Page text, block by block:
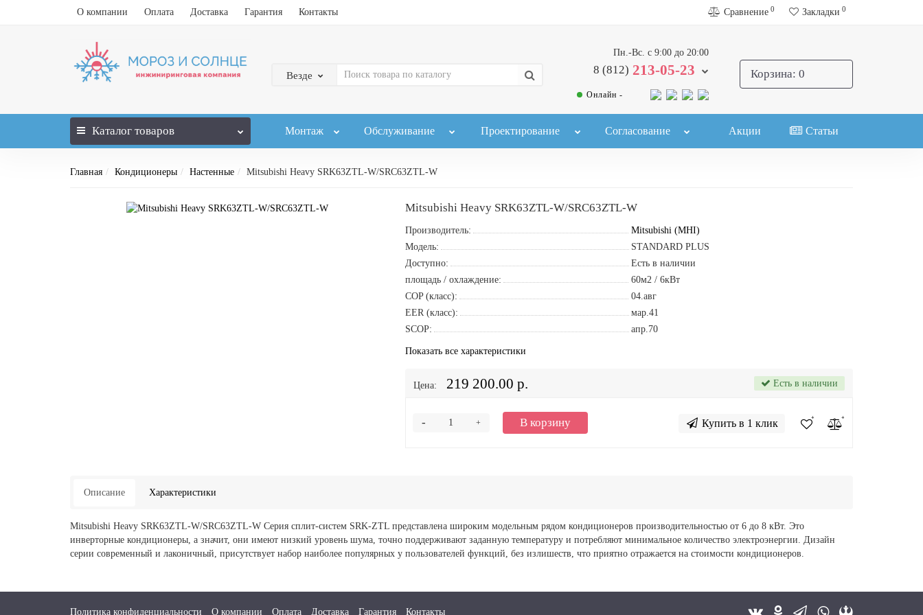
О компании Оплата Доставка Гарантия Контакты Сравнение 0 Закладки 0
Везде
Пн.-Вс. с 9:00 до 20:00
8 (812) 213-05-23
Онлайн -
Корзина: 0
Каталог товаров Монтаж Обслуживание Проектирование Согласование Акции Статьи
Главная Кондиционеры Настенные Mitsubishi Heavy SRK63ZTL-W/SRC63ZTL-W
Mitsubishi Heavy SRK63ZTL-W/SRC63ZTL-W
Производитель:
Mitsubishi (MHI)
Модель:
STANDARD PLUS
Доступно:
Есть в наличии
площадь / охлаждение:
60м2 / 6кВт
COP (класс):
04.авг
EER (класс):
мар.41
SCOP:
апр.70
Показать все характеристики
Цена: 219 200.00 р. Есть в наличии
+
- В корзину Купить в 1 клик
Описание Характеристики
Mitsubishi Heavy SRK63ZTL-W/SRC63ZTL-W Серия сплит-систем SRK-ZTL представлена широким модельным рядом кондиционеров производительностью от 6 до 8 кВт. Это
инверторные кондиционеры, а значит, они имеют низкий уровень шума, точно поддерживают заданную температуру и потребляют минимальное количество электроэнергии. Дизайн
серии современный и лаконичный, присутствует набор наиболее популярных у пользователей функций, без излишеств, что приятно отражается на стоимости кондиционеров.
Политика конфиденциальности О компании Оплата Доставка Гарантия Контакты